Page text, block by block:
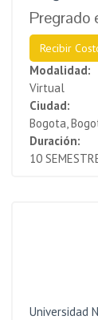
Pregrado
Recibir
Modalidad:
Virtual
Ciudad:
Bogota,
Duración:
10
Universidad